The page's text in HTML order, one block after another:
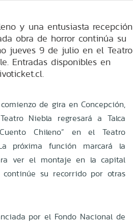
y una entusiasta recepción
obra de horror continúa su
jueves 9 de julio en el Teatro
Entradas disponibles en
de gira en Concepción,
Niebla regresará a Talca
Chileno” en el Teatro
próxima función marcará la
ver el montaje en la capital
su recorrido por otras
por el Fondo Nacional de